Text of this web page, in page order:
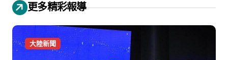
更多精彩報導
大陸新聞